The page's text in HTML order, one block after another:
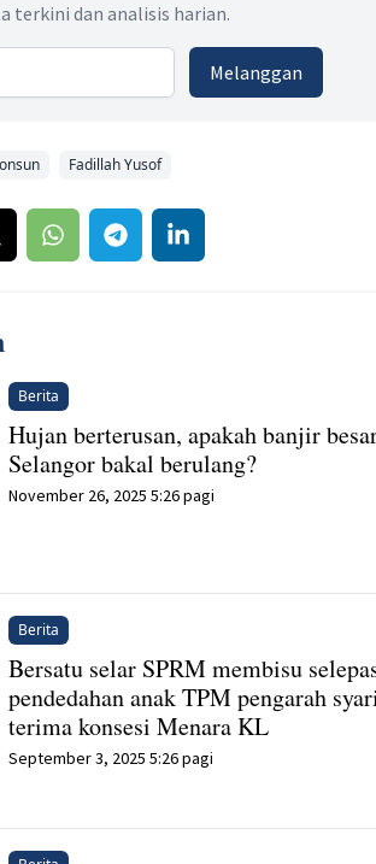
terkini dan analisis harian.
Melanggan
Fadillah Yusof
Berita
Hujan berterusan, apakah banjir
Selangor bakal berulang?
November 26, 2025 5:26 pagi
Berita
Bersatu selar SPRM membisu
pendedahan anak TPM pengarah
terima konsesi Menara KL
September 3, 2025 5:26 pagi